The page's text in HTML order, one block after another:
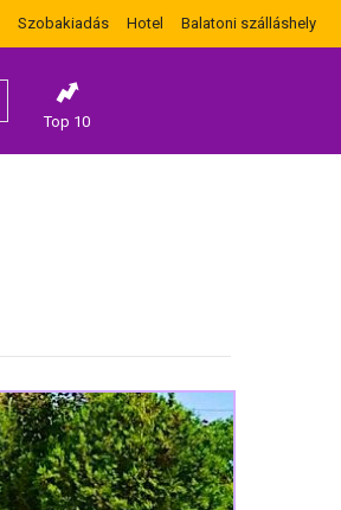
Szobakiadás Hotel Balatoni szálláshely
Top 10